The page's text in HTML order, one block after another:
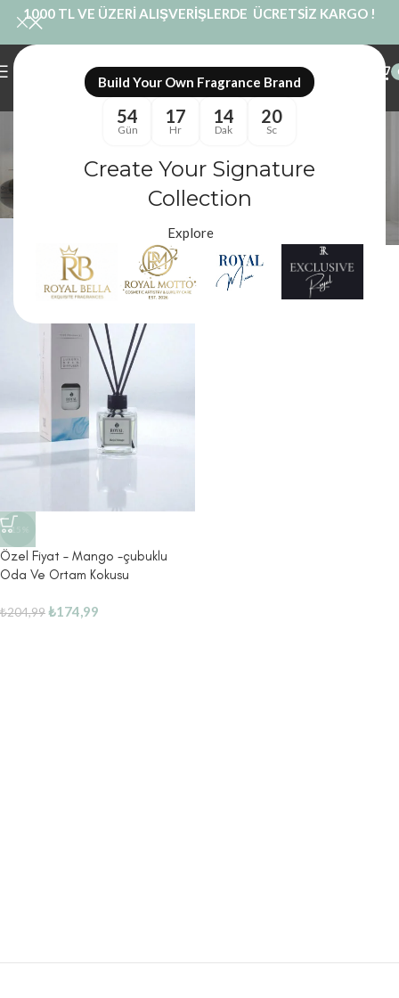
Build Your Own Fragrance Brand
54
Gün
17
Hr
14
Dak
20
Sc
Create Your Signature
Collection
Explore
1000 TL VE ÜZERİ ALIŞVERİŞLERDE ÜCRETSİZ KARGO !
Tatlı Oda Parfümü
Royal Mum
Ürünler “Tatlı Oda Parfümü” olarak etiketlendi
-15%
Özel Fiyat – Mango -çubuklu
Oda Ve Ortam Kokusu
₺204,99₺174,99